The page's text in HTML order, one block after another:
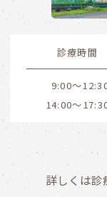
診療時間
9:00～
14:00～
詳しくは診